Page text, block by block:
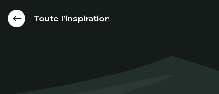
Toute l’inspiration